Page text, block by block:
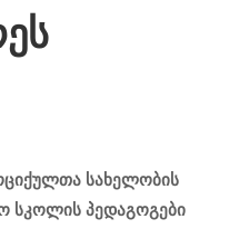
სახელობის
პედაგოგები